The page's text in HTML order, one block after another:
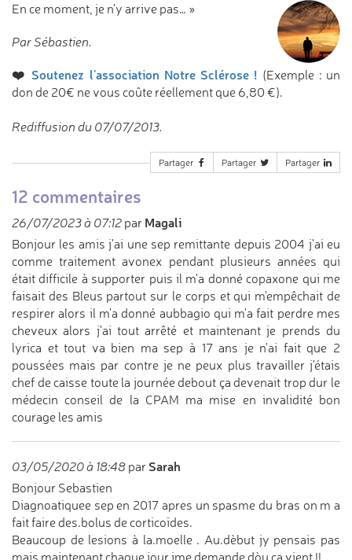
En ce moment, je n'y arrive pas… »
Par Sébastien.
❤️ Soutenez l'association Notre Sclérose ! (Exemple : un
don de 20€ ne vous coûte réellement que 6,80 €).
Rediffusion du 07/07/2013.
Partager Partager Partager
12 commentaires
26/07/2023 à 07:12 par Magali
Bonjour les amis j'ai une sep remittante depuis 2004 j'ai eu
comme traitement avonex pendant plusieurs années qui
était difficile à supporter puis il m'a donné copaxone qui me
faisait des Bleus partout sur le corps et qui m'empêchait de
respirer alors il m'a donné aubbagio qui m'a fait perdre mes
cheveux alors j'ai tout arrêté et maintenant je prends du
lyrica et tout va bien ma sep à 17 ans je n'ai fait que 2
poussées mais par contre je ne peux plus travailler j'étais
chef de caisse toute la journée debout ça devenait trop dur le
médecin conseil de la CPAM ma mise en invalidité bon
courage les amis
03/05/2020 à 18:48 par Sarah
Bonjour Sebastien
Diagnoatiquee sep en 2017 apres un spasme du bras on m a
fait faire des.bolus de corticoïdes.
Beaucoup de lesions à la.moelle . Au.dèbut jy pensais pas
mais maintenant chaque jour jme demande dòu ça vient !!